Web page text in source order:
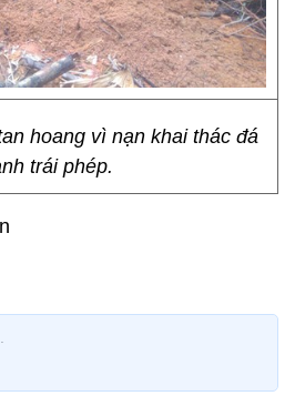
hoang vì nạn khai thác đá
trái phép.